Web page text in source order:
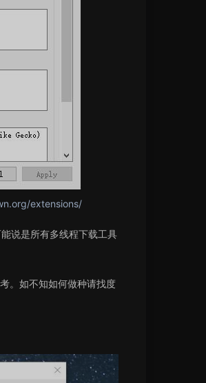
extensions/
说是所有多线程下载工具
。如不知如何做种请找度